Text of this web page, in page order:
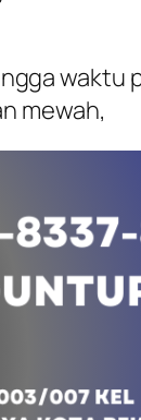
waktu
mewah,